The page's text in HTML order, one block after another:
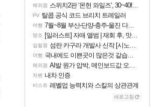
해외겜 스위치2판 ‘몬헌 와일즈’, 30~40fps 목표 추정
PV 탈콥 공식 코드 브리치 트레일러
여행 7월~8월 부산-단양-충주-울진 다녀왔어요~
명조 [일러스트] 자매 앨범 | 재회 후, 맛집에서
섭컬겜 섬란 카구라 개발사 신작 [시노비 넥서스] 연내 출시 예정
여행 국내에도 이쁜곳이 많은것 같습니다
해외겜 AI발 원가 압박, 메인보드값 오르나
차벤 내차 인증
비스트 레벨업 능력치와 스킬의 상관관계
새로고침